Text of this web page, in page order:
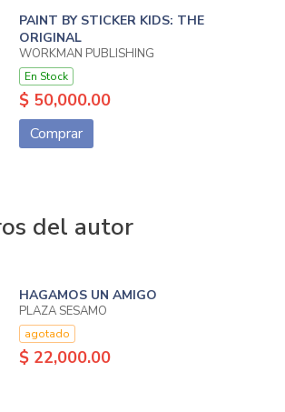
PAINT BY STICKER KIDS: THE
ORIGINAL
WORKMAN PUBLISHING
En Stock
$ 50,000.00
Comprar
del autor
HAGAMOS UN AMIGO
PLAZA SESAMO
agotado
$ 22,000.00